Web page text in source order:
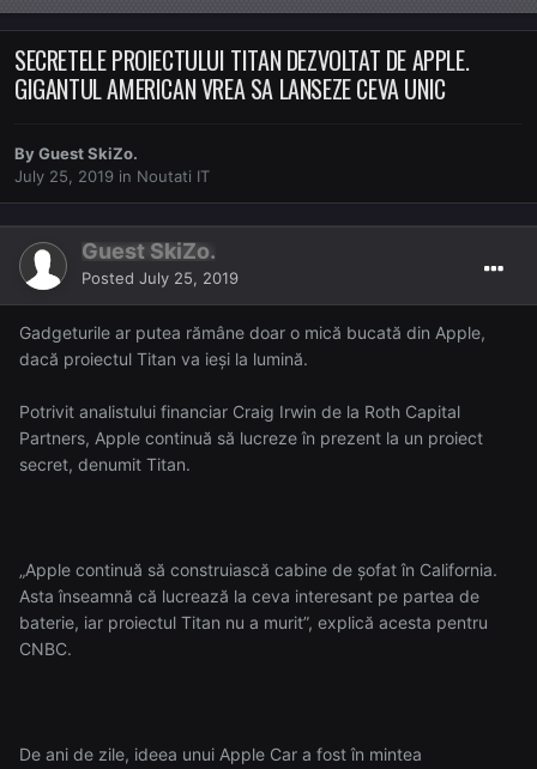
SECRETELE PROIECTULUI TITAN DEZVOLTAT DE APPLE.
GIGANTUL AMERICAN VREA SA LANSEZE CEVA UNIC
By Guest SkiZo.
July 25, 2019 in Noutati IT
Guest SkiZo.
Posted July 25, 2019
Gadgeturile ar putea rămâne doar o mică bucată din Apple,
dacă proiectul Titan va ieși la lumină.
Potrivit analistului financiar Craig Irwin de la Roth Capital
Partners, Apple continuă să lucreze în prezent la un proiect
secret, denumit Titan.
„Apple continuă să construiască cabine de șofat în California.
Asta înseamnă că lucrează la ceva interesant pe partea de
baterie, iar proiectul Titan nu a murit”, explică acesta pentru
CNBC.
De ani de zile, ideea unui Apple Car a fost în mintea